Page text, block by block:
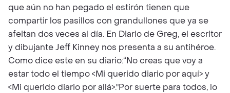
que aún no han pegado el estirón tienen que
compartir los pasillos con grandullones que ya se
afeitan dos veces al día. En Diario de Greg, el escritor
y dibujante Jeff Kinney nos presenta a su antihéroe.
Como dice este en su diario:“No creas que voy a
estar todo el tiempo <Mi querido diario por aquí> y
<Mi querido diario por allá>."Por suerte para todos, lo